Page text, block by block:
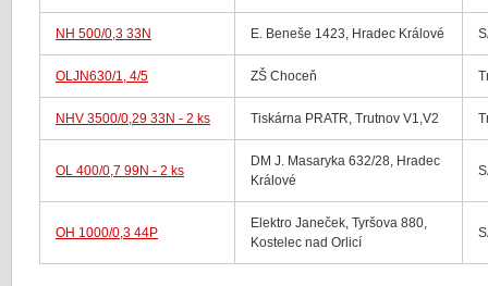
NH 500/0,3 33N E. Beneše 1423, Hradec Králové
OLJN630/1, 4/5 ZŠ Choceň
NHV 3500/0,29 33N - 2 ks Tiskárna PRATR, Trutnov V1,V2
OL 400/0,7 99N - 2 ks
DM J. Masaryka 632/28, Hradec
Králové
OH 1000/0,3 44P
Elektro Janeček, Tyršova 880,
Kostelec nad Orlicí